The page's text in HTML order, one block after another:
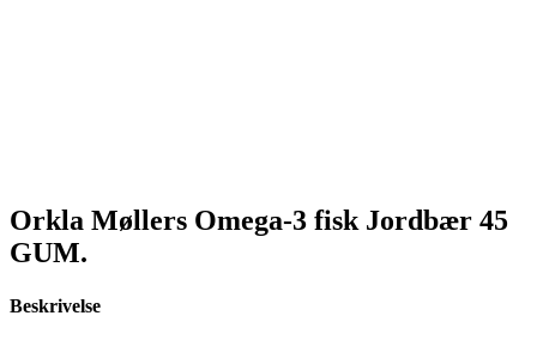
Orkla Møllers Omega-3 fisk Jordbær 45
GUM.
Beskrivelse